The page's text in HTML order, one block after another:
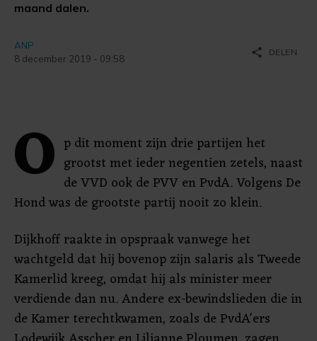
maand dalen.
ANP
8 december 2019 - 09:58
share DELEN
O p dit moment zijn drie partijen het
grootst met ieder negentien zetels, naast
de VVD ook de PVV en PvdA. Volgens De
Hond was de grootste partij nooit zo klein.
Dijkhoff raakte in opspraak vanwege het
wachtgeld dat hij bovenop zijn salaris als Tweede
Kamerlid kreeg, omdat hij als minister meer
verdiende dan nu. Andere ex-bewindslieden die in
de Kamer terechtkwamen, zoals de PvdA'ers